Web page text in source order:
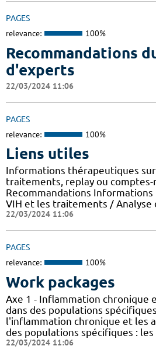
PAGES
relevance: 100%
Recommandations
d'experts
22/03/2024 11:06
PAGES
relevance: 100%
Liens utiles
Informations thérapeutiques
traitements, replay ou comptes-
Recommandations
VIH et les traitements / Analyse
22/03/2024 11:06
PAGES
relevance: 100%
Work packages
Axe 1 - Inflammation chronique
dans des populations
l'inflammation chronique et les
des populations spécifiques :
22/03/2024 11:06